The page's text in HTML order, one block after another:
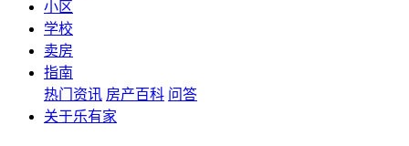
小区
学校
卖房
指南
热门资讯 房产百科 问答
关于乐有家